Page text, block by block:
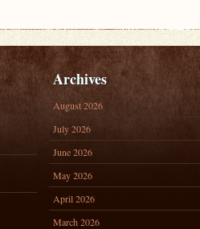
Archives
August 2026
July 2026
June 2026
May 2026
April 2026
March 2026